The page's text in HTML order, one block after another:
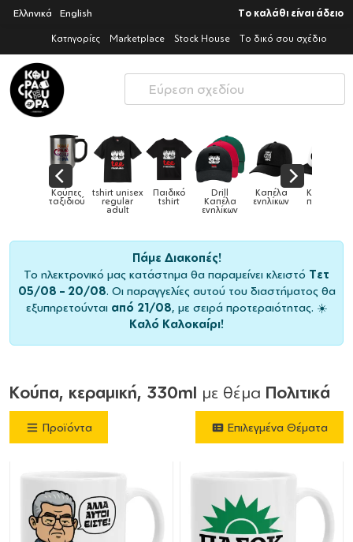
Ελληνικά English Το καλάθι είναι άδειο
Κατηγορίες Marketplace Stock House Το δικό σου σχέδιο
Κούπες
ταξιδιού
tshirt unisex
regular
adult
Παιδικό
tshirt
Drill
Καπέλα
ενηλίκων
Καπέλα
ενηλίκων
Καπέλα
παιδικά
Πάμε Διακοπές!
Το ηλεκτρονικό μας κατάστημα θα παραμείνει κλειστό Τετ
05/08 – 20/08. Οι παραγγελίες αυτού του διαστήματος θα
εξυπηρετούνται από 21/08, με σειρά προτεραιότητας. ☀️
Καλό Καλοκαίρι!
Επιλεγμένα Θέματα
Προϊόντα
Κούπα, κεραμική, 330ml με θέμα Πολιτικά